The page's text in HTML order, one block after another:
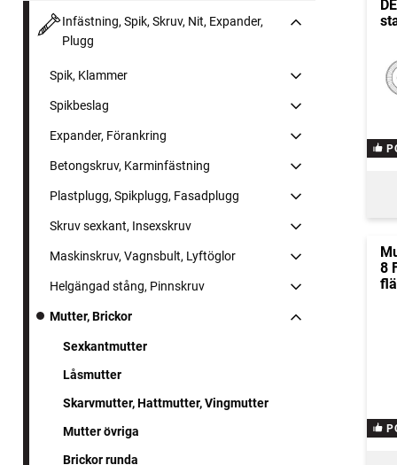
Infästning, Spik, Skruv, Nit, Expander,
Plugg
Spik, Klammer
Spikbeslag
Expander, Förankring
Betongskruv, Karminfästning
Plastplugg, Spikplugg, Fasadplugg
Skruv sexkant, Insexskruv
Maskinskruv, Vagnsbult, Lyftöglor
Helgängad stång, Pinnskruv
Mutter, Brickor
Sexkantmutter
Låsmutter
Skarvmutter, Hattmutter, Vingmutter
Mutter övriga
Brickor runda
8